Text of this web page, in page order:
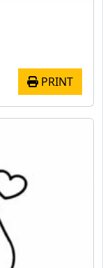
PRINT